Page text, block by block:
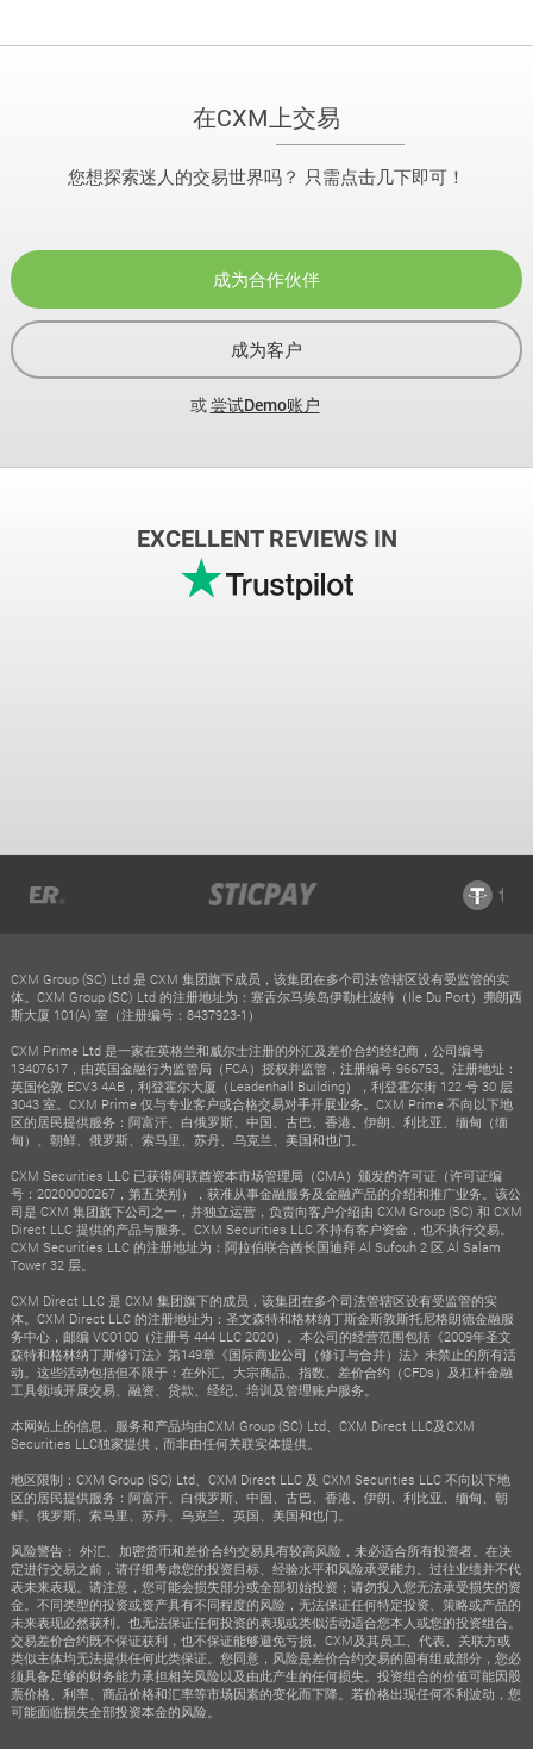
在CXM上交易
您想探索迷人的交易世界吗？ 只需点击几下即可！
成为合作伙伴
成为客户
或尝试Demo账户
EXCELLENT REVIEWS IN
CXM Group (SC) Ltd 是 CXM 集团旗下成员，该集团在多个司法管辖区设有受监管的实
体。CXM Group (SC) Ltd 的注册地址为：塞舌尔马埃岛伊勒杜波特（Ile Du Port）弗朗西
斯大厦 101(A) 室（注册编号：8437923-1）
CXM Prime Ltd 是一家在英格兰和威尔士注册的外汇及差价合约经纪商，公司编号
13407617，由英国金融行为监管局（FCA）授权并监管，注册编号 966753。注册地址：
英国伦敦 ECV3 4AB，利登霍尔大厦（Leadenhall Building），利登霍尔街 122 号 30 层
3043 室。CXM Prime 仅与专业客户或合格交易对手开展业务。CXM Prime 不向以下地
区的居民提供服务：阿富汗、白俄罗斯、中国、古巴、香港、伊朗、利比亚、缅甸（缅
甸）、朝鲜、俄罗斯、索马里、苏丹、乌克兰、美国和也门。
CXM Securities LLC 已获得阿联酋资本市场管理局（CMA）颁发的许可证（许可证编
号：20200000267，第五类别），获准从事金融服务及金融产品的介绍和推广业务。该公
司是 CXM 集团旗下公司之一，并独立运营，负责向客户介绍由 CXM Group (SC) 和 CXM
Direct LLC 提供的产品与服务。CXM Securities LLC 不持有客户资金，也不执行交易。
CXM Securities LLC 的注册地址为：阿拉伯联合酋长国迪拜 Al Sufouh 2 区 Al Salam
Tower 32 层。
CXM Direct LLC 是 CXM 集团旗下的成员，该集团在多个司法管辖区设有受监管的实
体。CXM Direct LLC 的注册地址为：圣文森特和格林纳丁斯金斯敦斯托尼格朗德金融服
务中心，邮编 VC0100（注册号 444 LLC 2020）。本公司的经营范围包括《2009年圣文
森特和格林纳丁斯修订法》第149章《国际商业公司（修订与合并）法》未禁止的所有活
动。这些活动包括但不限于：在外汇、大宗商品、指数、差价合约（CFDs）及杠杆金融
工具领域开展交易、融资、贷款、经纪、培训及管理账户服务。
本网站上的信息、服务和产品均由CXM Group (SC) Ltd、CXM Direct LLC及CXM
Securities LLC独家提供，而非由任何关联实体提供。
地区限制：CXM Group (SC) Ltd、CXM Direct LLC 及 CXM Securities LLC 不向以下地
区的居民提供服务：阿富汗、白俄罗斯、中国、古巴、香港、伊朗、利比亚、缅甸、朝
鲜、俄罗斯、索马里、苏丹、乌克兰、英国、美国和也门。
风险警告： 外汇、加密货币和差价合约交易具有较高风险，未必适合所有投资者。在决
定进行交易之前，请仔细考虑您的投资目标、经验水平和风险承受能力。过往业绩并不代
表未来表现。请注意，您可能会损失部分或全部初始投资；请勿投入您无法承受损失的资
金。不同类型的投资或资产具有不同程度的风险，无法保证任何特定投资、策略或产品的
未来表现必然获利。也无法保证任何投资的表现或类似活动适合您本人或您的投资组合。
交易差价合约既不保证获利，也不保证能够避免亏损。CXM及其员工、代表、关联方或
类似主体均无法提供任何此类保证。您同意，风险是差价合约交易的固有组成部分，您必
须具备足够的财务能力承担相关风险以及由此产生的任何损失。投资组合的价值可能因股
票价格、利率、商品价格和汇率等市场因素的变化而下降。若价格出现任何不利波动，您
可能面临损失全部投资本金的风险。